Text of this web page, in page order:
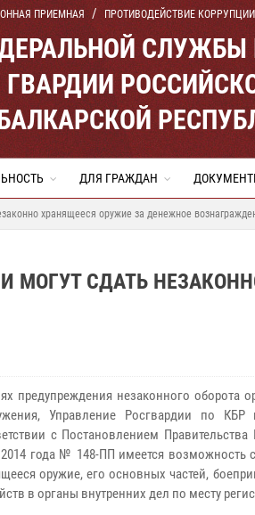
ПРИЕМНАЯ ПРОТИВОДЕЙСТВИЕ КОРРУПЦИИ
СЛУЖБЫ
ДЛЯ ГРАЖДАН
хранящееся оружие за денежное
МОГУТ СДАТЬ
предупреждения незаконного оборота
Управление Росгвардии по
с Постановлением
года № 148-ПП имеется возможность
оружие, его основных частей,
в органы внутренних дел по месту